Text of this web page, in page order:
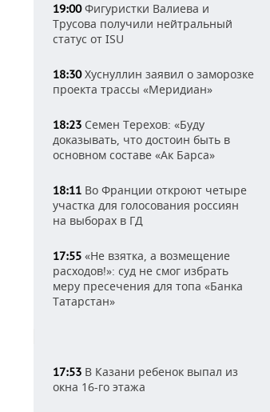
19:00Фигуристки Валиева и
Трусова получили нейтральный
статус от ISU
18:30Хуснуллин заявил о заморозке
проекта трассы «Меридиан»
18:23 Семен Терехов: «Буду
доказывать, что достоин быть в
основном составе «Ак Барса»
18:11 Во Франции откроют четыре
участка для голосования россиян
на выборах в ГД
17:55 «Не взятка, а возмещение
расходов!»: суд не смог избрать
меру пресечения для топа «Банка
Татарстан»
17:53 В Казани ребенок выпал из
окна 16-го этажа